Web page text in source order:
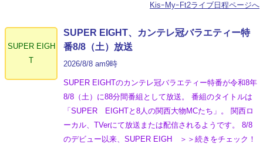
KisｰMyｰFt2ライブ日程ページへ
SUPER EIGH
T
SUPER EIGHT、カンテレ冠バラエティー特
番8/8（土）放送
2026/8/8 am9時
SUPER EIGHTのカンテレ冠バラエティー特番が令和8年
8/8（土）に88分間番組として放送。 番組のタイトルは
「SUPER EIGHTと8人の関西大物MCたち」。 関西ロ
ーカル、TVerにて放送または配信されるようです。 8/8
のデビュー以来、SUPER EIGH ＞＞続きをチェック！